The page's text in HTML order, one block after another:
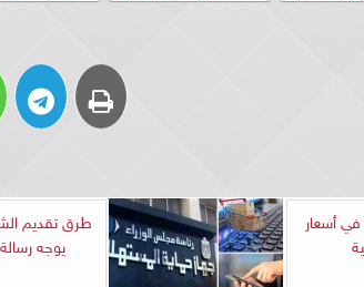
في أسعار
طرق تقديم
يوجه